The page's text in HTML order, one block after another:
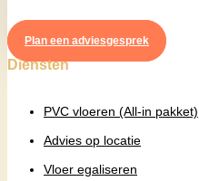
Plan een adviesgesprek
Diensten
PVC vloeren (All-in pakket)
Advies op locatie
Vloer egaliseren